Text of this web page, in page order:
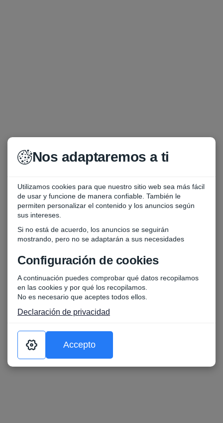
Nos adaptaremos a ti
Utilizamos cookies para que nuestro sitio web sea más fácil
de usar y funcione de manera confiable. También le
permiten personalizar el contenido y los anuncios según
sus intereses.
Si no está de acuerdo, los anuncios se seguirán
mostrando, pero no se adaptarán a sus necesidades
Configuración de cookies
A continuación puedes comprobar qué datos recopilamos
en las cookies y por qué los recopilamos.
No es necesario que aceptes todos ellos.
Declaración de privacidad
Accepto